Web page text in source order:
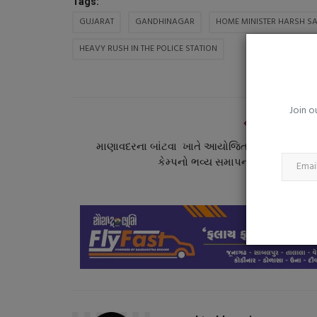
Join
GUJARAT GANDHINAGAR HOME MINISTER HARSH
HEAVY RUSH IN THE POLICE STATION
માણાવદરના બાંટવા ખાતે આયોજિત 15 દિવસીય
કેમ્પનો ભવ્ય સમાપન સમારોહ
ચોમાસામાં પગની...
saurashtrabhoomi Aug 8, 2026